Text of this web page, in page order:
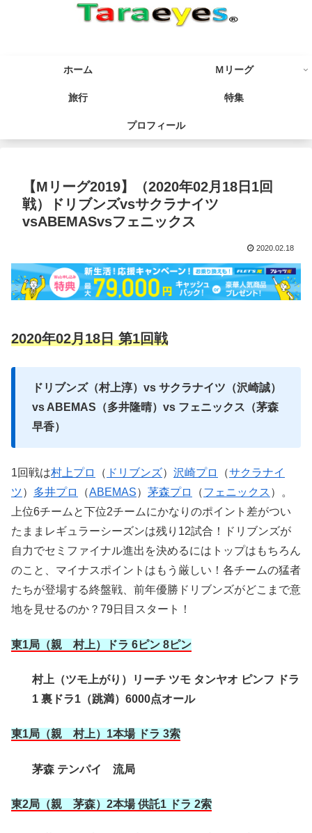
ホーム Ｍリーグ
旅行 特集
プロフィール
【Mリーグ2019】（2020年02月18日1回
戦）ドリブンズvsサクラナイツ
vsABEMASvsフェニックス
2020.02.18
2020年02月18日 第1回戦
ドリブンズ（村上淳）vs サクラナイツ（沢崎誠）
vs ABEMAS（多井隆晴）vs フェニックス（茅森
早香）
1回戦は村上プロ （ ドリブンズ） 沢崎プロ （サクラナイ
ツ） 多井プロ （ABEMAS） 茅森プロ （フェニックス ）。
上位6チームと下位2チームにかなりのポイント差がつい
たままレギュラーシーズンは残り12試合！ドリブンズが
自力でセミファイナル進出を決めるにはトップはもちろん
のこと、マイナスポイントはもう厳しい！各チームの猛者
たちが登場する終盤戦、前年優勝ドリブンズがどこまで意
地を見せるのか？79日目スタート！
東1局（親 村上）ドラ 6ピン 8ピン
村上（ツモ上がり）リーチ ツモ タンヤオ ピンフ ドラ
1 裏ドラ1（跳満）6000点オール
東1局（親 村上）1本場 ドラ 3索
茅森 テンパイ 流局
東2局（親 茅森）2本場 供託1 ドラ 2索